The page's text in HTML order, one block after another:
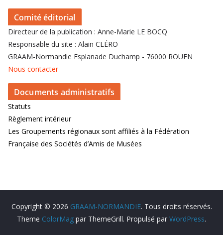
Comité éditorial
Directeur de la publication : Anne-Marie LE BOCQ
Responsable du site : Alain CLÉRO
GRAAM-Normandie Esplanade Duchamp - 76000 ROUEN
Nous contacter
Documents administratifs
Statuts
Règlement intérieur
Les Groupements régionaux sont affiliés à la Fédération
Française des Sociétés d’Amis de Musées
Copyright © 2026 GRAAM-NORMANDIE. Tous droits réservés.
Theme ColorMag par ThemeGrill. Propulsé par WordPress.